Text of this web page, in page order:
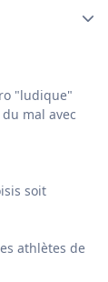
"ludique"
mal avec
soit
athlètes de